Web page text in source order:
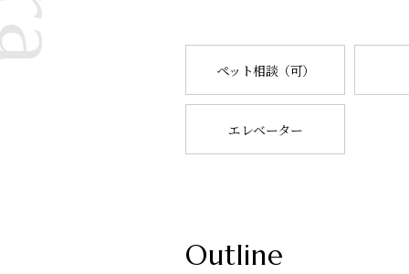
ペット相談（可）
エレベーター
Outline